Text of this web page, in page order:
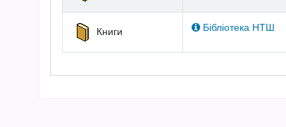
Книги Бібліотека НТШ